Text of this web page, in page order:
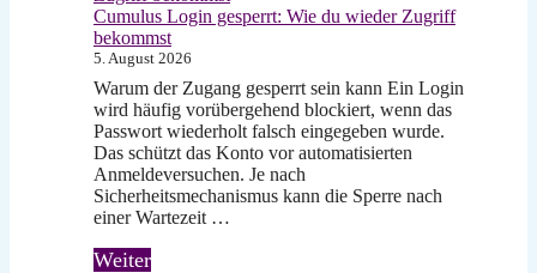
Cumulus Login gesperrt: Wie du wieder Zugriff
bekommst
5. August 2026
Warum der Zugang gesperrt sein kann Ein Login
wird häufig vorübergehend blockiert, wenn das
Passwort wiederholt falsch eingegeben wurde.
Das schützt das Konto vor automatisierten
Anmeldeversuchen. Je nach
Sicherheitsmechanismus kann die Sperre nach
einer Wartezeit …
Weiter